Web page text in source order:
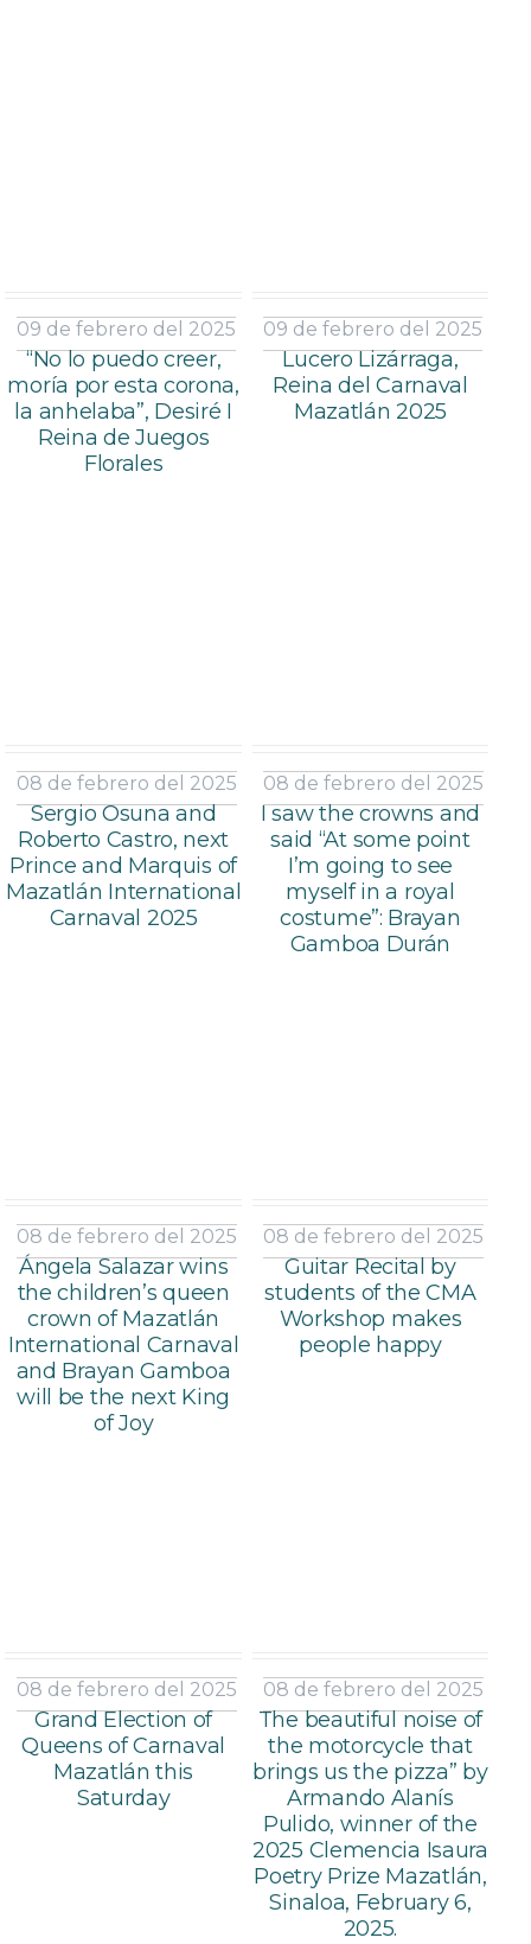
09 de febrero del 2025
“No lo puedo creer,
moría por esta corona,
la anhelaba”, Desiré I
Reina de Juegos
Florales
09 de febrero del 2025
Lucero Lizárraga,
Reina del Carnaval
Mazatlán 2025
08 de febrero del 2025
Sergio Osuna and
Roberto Castro, next
Prince and Marquis of
Mazatlán International
Carnaval 2025
08 de febrero del 2025
I saw the crowns and
said “At some point
I’m going to see
myself in a royal
costume”: Brayan
Gamboa Durán
08 de febrero del 2025
Ángela Salazar wins
the children’s queen
crown of Mazatlán
International Carnaval
and Brayan Gamboa
will be the next King
of Joy
08 de febrero del 2025
Guitar Recital by
students of the CMA
Workshop makes
people happy
08 de febrero del 2025
Grand Election of
Queens of Carnaval
Mazatlán this
Saturday
08 de febrero del 2025
The beautiful noise of
the motorcycle that
brings us the pizza” by
Armando Alanís
Pulido, winner of the
2025 Clemencia Isaura
Poetry Prize Mazatlán,
Sinaloa, February 6,
2025.